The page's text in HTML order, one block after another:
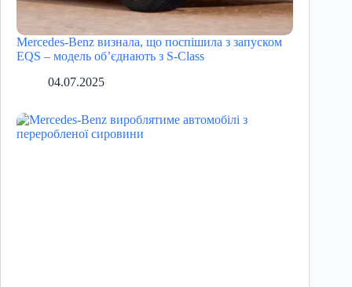
Mercedes-Benz визнала, що поспішила з запуском
EQS – модель об’єднають з S-Class
04.07.2025